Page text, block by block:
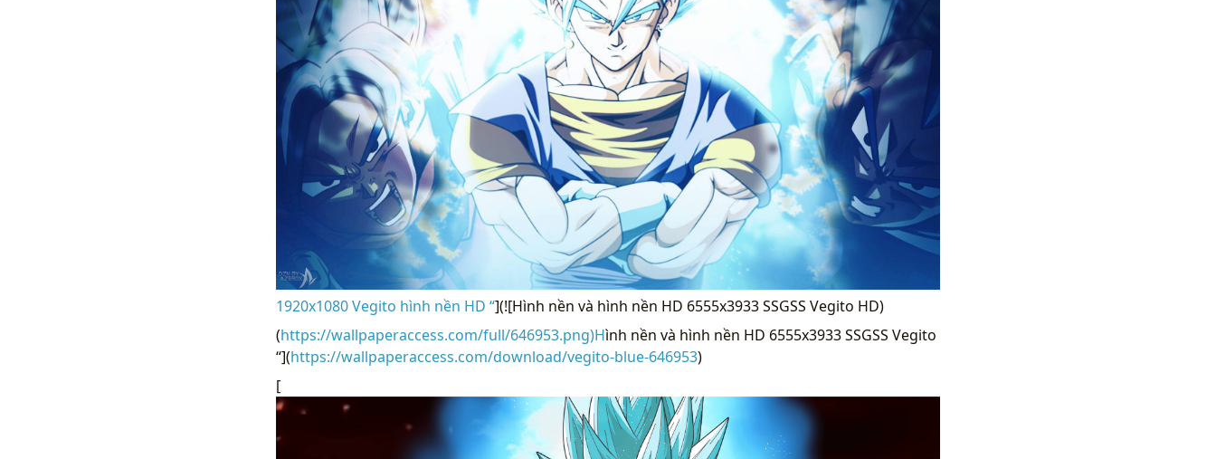
1920x1080 Vegito hình nền HD “](![Hình nền và hình nền HD 6555x3933 SSGSS Vegito HD)
(https://wallpaperaccess.com/full/646953.png)Hình nền và hình nền HD 6555x3933 SSGSS Vegito
“](https://wallpaperaccess.com/download/vegito-blue-646953)
[